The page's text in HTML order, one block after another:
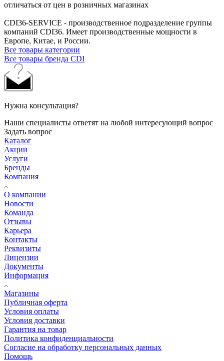
отличаться от цен в розничных магазинах
CDI36-SERVICE - производственное подразделение группы
компаний CDI36. Имеет производственные мощности в
Европе, Китае, и России.
Все товары категории
Все товары бренда CDI
Нужна консультация?
Наши специалисты ответят на любой интересующий вопрос
Задать вопрос
Каталог
Акции
Услуги
Бренды
Компания
О компании
Новости
Команда
Отзывы
Карьера
Контакты
Реквизиты
Лицензии
Документы
Информация
Магазины
Публичная оферта
Условия оплаты
Условия доставки
Гарантия на товар
Политика конфиденциальности
Согласие на обработку персональных данных
Помощь